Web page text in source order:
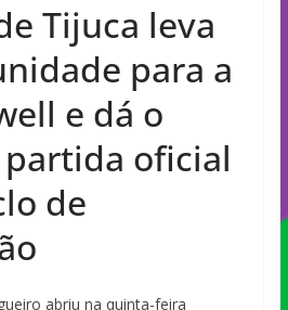
Tijuca leva
para a
e dá o
oficial
de
abriu na quinta-feira